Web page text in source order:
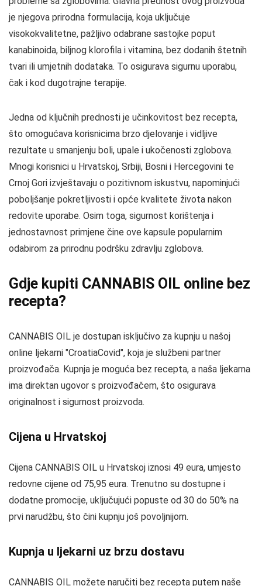
je njegova prirodna formulacija, koja uključuje
visokokvalitetne, pažljivo odabrane sastojke poput
kanabinoida, biljnog klorofila i vitamina, bez dodanih štetnih
tvari ili umjetnih dodataka. To osigurava sigurnu uporabu,
čak i kod dugotrajne terapije.
Jedna od ključnih prednosti je učinkovitost bez recepta,
što omogućava korisnicima brzo djelovanje i vidljive
rezultate u smanjenju boli, upale i ukočenosti zglobova.
Mnogi korisnici u Hrvatskoj, Srbiji, Bosni i Hercegovini te
Crnoj Gori izvještavaju o pozitivnom iskustvu, napominjući
poboljšanje pokretljivosti i opće kvalitete života nakon
redovite uporabe. Osim toga, sigurnost korištenja i
jednostavnost primjene čine ove kapsule popularnim
odabirom za prirodnu podršku zdravlju zglobova.
Gdje kupiti CANNABIS OIL online bez
recepta?
CANNABIS OIL je dostupan isključivo za kupnju u našoj
online ljekarni "CroatiaCovid", koja je službeni partner
proizvođača. Kupnja je moguća bez recepta, a naša ljekarna
ima direktan ugovor s proizvođačem, što osigurava
originalnost i sigurnost proizvoda.
Cijena u Hrvatskoj
Cijena CANNABIS OIL u Hrvatskoj iznosi 49 eura, umjesto
redovne cijene od 75,95 eura. Trenutno su dostupne i
dodatne promocije, uključujući popuste od 30 do 50% na
prvi narudžbu, što čini kupnju još povoljnijom.
Kupnja u ljekarni uz brzu dostavu
CANNABIS OIL možete naručiti bez recepta putem naše